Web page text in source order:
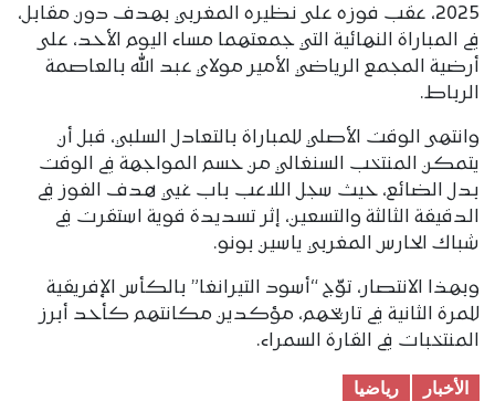
2025، عقب فوزه على نظيره المغربي بهدف دون مقابل،
في المباراة النهائية التي جمعتهما مساء اليوم الأحد، على
أرضية المجمع الرياضي الأمير مولاي عبد الله بالعاصمة
الرباط.
وانتهى الوقت الأصلي للمباراة بالتعادل السلبي، قبل أن
يتمكن المنتخب السنغالي من حسم المواجهة في الوقت
بدل الضائع، حيث سجل اللاعب باب غيي هدف الفوز في
الدقيقة الثالثة والتسعين، إثر تسديدة قوية استقرت في
شباك الحارس المغربي ياسين بونو.
وبهذا الانتصار، توّج “أسود التيرانغا” بالكأس الإفريقية
للمرة الثانية في تاريخهم، مؤكدين مكانتهم كأحد أبرز
المنتخبات في القارة السمراء.
الأخبار
ریاضیا